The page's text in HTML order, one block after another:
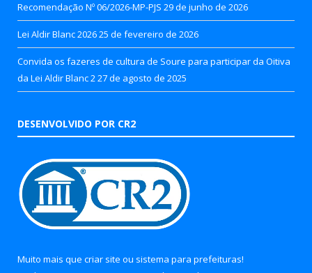
Recomendação Nº 06/2026-MP-PJS 29 de junho de 2026
Lei Aldir Blanc 202625 de fevereiro de 2026
Convida os fazeres de cultura de Soure para participar da Oitiva
da Lei Aldir Blanc 227 de agosto de 2025
DESENVOLVIDO POR CR2
Muito mais que criar site ou sistema para prefeituras!